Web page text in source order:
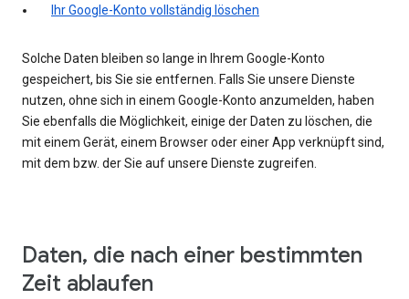
Ihr Google-Konto vollständig löschen
Solche Daten bleiben so lange in Ihrem Google-Konto
gespeichert, bis Sie sie entfernen. Falls Sie unsere Dienste
nutzen, ohne sich in einem Google-Konto anzumelden, haben
Sie ebenfalls die Möglichkeit, einige der Daten zu löschen, die
mit einem Gerät, einem Browser oder einer App verknüpft sind,
mit dem bzw. der Sie auf unsere Dienste zugreifen.
Daten, die nach einer bestimmten
Zeit ablaufen